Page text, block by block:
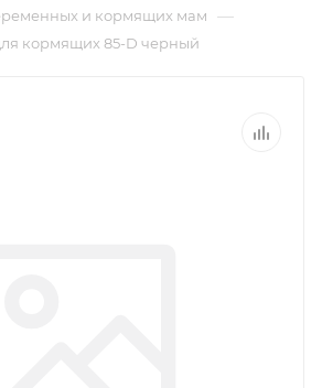
и кормящих мам —
кормящих 85-D черный